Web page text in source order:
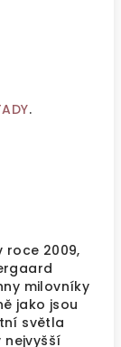
.
roce 2009,
milovníky
jako jsou
světla
nejvyšší